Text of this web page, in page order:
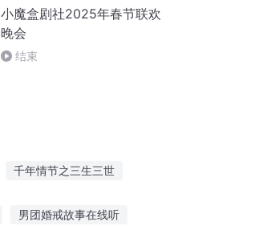
小魔盒剧社2025年春节联欢
晚会
结束
千年情节之三生三世
男团婚戒故事在线听